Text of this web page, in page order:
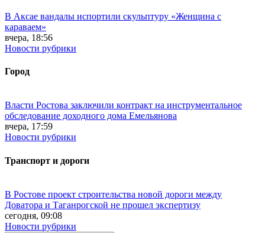
В Аксае вандалы испортили скульптуру «Женщина с
караваем»
вчера, 18:56
Новости рубрики
Город
Власти Ростова заключили контракт на инструментальное
обследование доходного дома Емельянова
вчера, 17:59
Новости рубрики
Транспорт и дороги
В Ростове проект строительства новой дороги между
Доватора и Таганрогской не прошел экспертизу
сегодня, 09:08
Новости рубрики